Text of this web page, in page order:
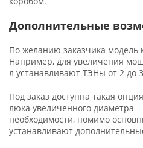
Дополнительные
По желанию заказчика модель
Например, для увеличения
л устанавливают ТЭНы от 2 до
Под заказ доступна такая
люка увеличенного диаметра –
необходимости, помимо
устанавливают